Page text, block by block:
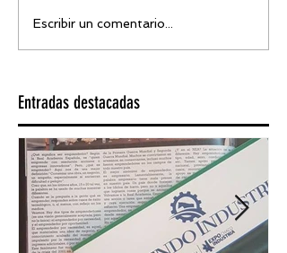
Escribir un comentario...
Entradas destacadas